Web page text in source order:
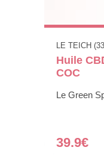
LE TEICH
Huile
COC
Le Green
39.9€